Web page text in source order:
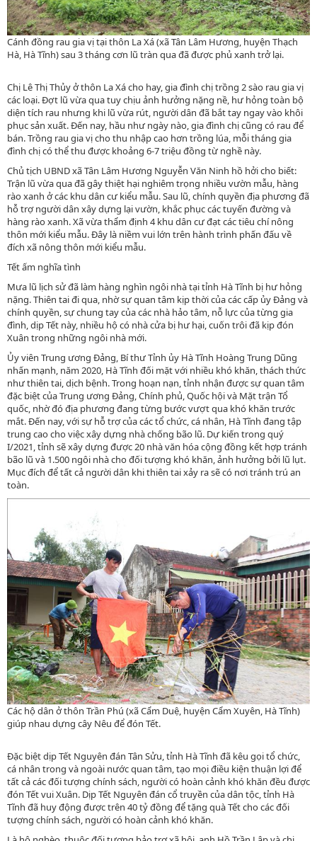
Cánh đồng rau gia vị tại thôn La Xá (xã Tân Lâm Hương, huyện Thạch
Hà, Hà Tĩnh) sau 3 tháng cơn lũ tràn qua đã được phủ xanh trở lại.
Chị Lê Thị Thủy ở thôn La Xá cho hay, gia đình chị trồng 2 sào rau gia vị
các loại. Đợt lũ vừa qua tuy chịu ảnh hưởng nặng nề, hư hỏng toàn bộ
diện tích rau nhưng khi lũ vừa rút, người dân đã bắt tay ngay vào khôi
phục sản xuất. Đến nay, hầu như ngày nào, gia đình chị cũng có rau để
bán. Trồng rau gia vị cho thu nhập cao hơn trồng lúa, mỗi tháng gia
đình chị có thể thu được khoảng 6-7 triệu đồng từ nghề này.
Chủ tịch UBND xã Tân Lâm Hương Nguyễn Văn Ninh hồ hởi cho biết:
Trận lũ vừa qua đã gây thiệt hại nghiêm trọng nhiều vườn mẫu, hàng
rào xanh ở các khu dân cư kiểu mẫu. Sau lũ, chính quyền địa phương đã
hỗ trợ người dân xây dựng lại vườn, khắc phục các tuyến đường và
hàng rào xanh. Xã vừa thẩm định 4 khu dân cư đạt các tiêu chí nông
thôn mới kiểu mẫu. Đây là niềm vui lớn trên hành trình phấn đấu về
đích xã nông thôn mới kiểu mẫu.
Tết ấm nghĩa tình
Mưa lũ lịch sử đã làm hàng nghìn ngôi nhà tại tỉnh Hà Tĩnh bị hư hỏng
nặng. Thiên tai đi qua, nhờ sự quan tâm kịp thời của các cấp ủy Đảng và
chính quyền, sự chung tay của các nhà hảo tâm, nỗ lực của từng gia
đình, dịp Tết này, nhiều hộ có nhà cửa bị hư hại, cuốn trôi đã kịp đón
Xuân trong những ngôi nhà mới.
Ủy viên Trung ương Đảng, Bí thư Tỉnh ủy Hà Tĩnh Hoàng Trung Dũng
nhấn mạnh, năm 2020, Hà Tĩnh đối mặt với nhiều khó khăn, thách thức
như thiên tai, dịch bệnh. Trong hoạn nạn, tỉnh nhận được sự quan tâm
đặc biệt của Trung ương Đảng, Chính phủ, Quốc hội và Mặt trận Tổ
quốc, nhờ đó địa phương đang từng bước vượt qua khó khăn trước
mắt. Đến nay, với sự hỗ trợ của các tổ chức, cá nhân, Hà Tĩnh đang tập
trung cao cho việc xây dựng nhà chống bão lũ. Dự kiến trong quý
I/2021, tỉnh sẽ xây dựng được 20 nhà văn hóa cộng đồng kết hợp tránh
bão lũ và 1.500 ngôi nhà cho đối tượng khó khăn, ảnh hưởng bởi lũ lụt.
Mục đích để tất cả người dân khi thiên tai xảy ra sẽ có nơi tránh trú an
toàn.
Các hộ dân ở thôn Trần Phú (xã Cẩm Duệ, huyện Cẩm Xuyên, Hà Tĩnh)
giúp nhau dựng cây Nêu để đón Tết.
Đặc biệt dịp Tết Nguyên đán Tân Sửu, tỉnh Hà Tĩnh đã kêu gọi tổ chức,
cá nhân trong và ngoài nước quan tâm, tạo mọi điều kiện thuận lợi để
tất cả các đối tượng chính sách, người có hoàn cảnh khó khăn đều được
đón Tết vui Xuân. Dịp Tết Nguyên đán cổ truyền của dân tộc, tỉnh Hà
Tĩnh đã huy động được trên 40 tỷ đồng để tặng quà Tết cho các đối
tượng chính sách, người có hoàn cảnh khó khăn.